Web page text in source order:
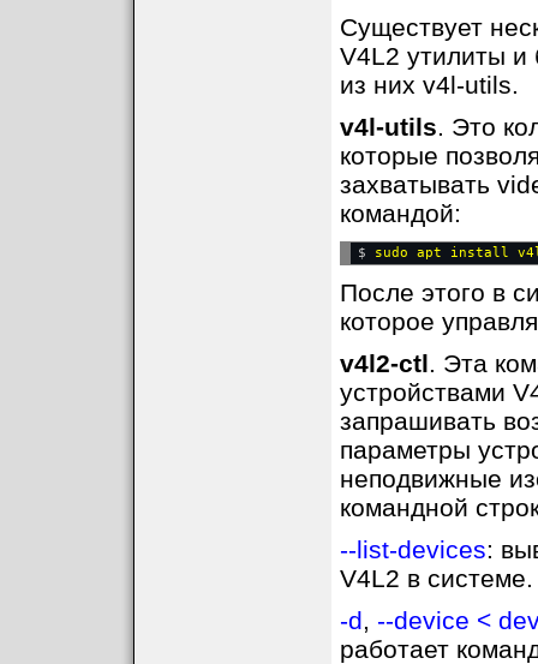
Существует
V4L2 утилиты и
из них v4l-utils.
v4l-utils. Это
которые
захватывать
командой:
$
После этого в
которое
v4l2-ctl . Эта
устройствами
запрашивать
параметры
неподвижные
командной
--list-devices:
V4L2 в системе.
-d
--device <
работает